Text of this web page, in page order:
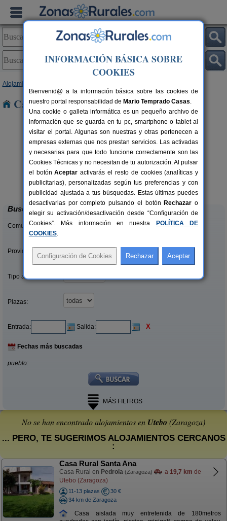
Alojamientos
Casas Rurales cerca de Utebo
6+4 pers.
desde35 €
Casa Rural Cuenta La Leyenda
Bulbuente (Zaragoza)
Buscar
Comunidades:
Provincias/Islas:
Tipo alquiler:
Plazas:
Entrada: Salida: X
Fechas más buscadas
pueblo:
MÁS FILTROS
No se han encontrado alojamientos en Utebo (Zaragoza)
... PERO, TE SUGERIMOS ALOJAMIENTOS CERCANOS
:
Casa Rural Santa Ana
Casa Rural en Pedrola (Zaragoza) a 19,7 km de
Utebo (Zaragoza)
11-13 plazas
30 €
34 km de Zaragoza
Casa aislada muy entretenida de 180metros
INFORMACIÓN BÁSICA SOBRE
COOKIES
Bienvenid@ a la información básica sobre las cookies de
nuestro portal responsabilidad de Mario Temprado Casas.
Una cookie o galleta informática es un pequeño archivo de
información que se guarda en tu pc, smartphone o tablet al
visitar el portal. Algunas son nuestras y otras pertenecen a
empresas externas que nos prestan servicios. Las activadas
y necesarias para que todo funcione correctamente son las
Cookies Técnicas y no necesitan de tu autorización. Al pulsar
el botónAceptar activarás el resto de cookies (analíticas y
publicitarias), personalizadas según tus preferencias y con
publicidad ajustada a tus búsquedas. Estas últimas puedes
desactivarlas por completo pulsando el botón Rechazar o
elegir su activación/desactivación desde “Configuración de
Cookies”. Más información en nuestra
POLÍTICA DE
COOKIES.